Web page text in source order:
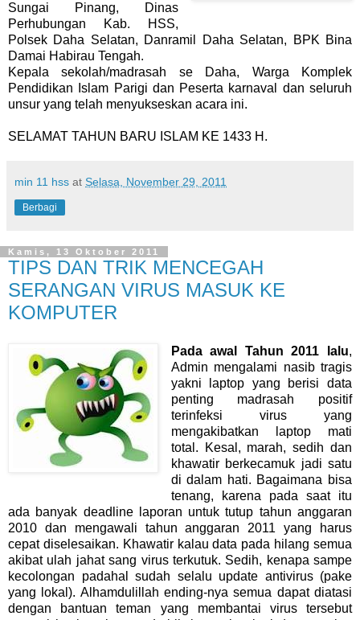
Sungai Pinang, Dinas
Perhubungan Kab. HSS,
Polsek Daha Selatan, Danramil Daha Selatan, BPK Bina
Damai Habirau Tengah.
Kepala sekolah/madrasah se Daha, Warga Komplek
Pendidikan Islam Parigi dan Peserta karnaval dan seluruh
unsur yang telah menyukseskan acara ini.
SELAMAT TAHUN BARU ISLAM KE 1433 H.
min 11 hss at Selasa, November 29, 2011
Berbagi
Kamis, 13 Oktober 2011
TIPS DAN TRIK MENCEGAH
SERANGAN VIRUS MASUK KE
KOMPUTER
Pada awal Tahun 2011 lalu,
Admin mengalami nasib tragis
yakni laptop yang berisi data
penting madrasah positif
terinfeksi virus yang
mengakibatkan laptop mati
total. Kesal, marah, sedih dan
khawatir berkecamuk jadi satu
di dalam hati. Bagaimana bisa
tenang, karena pada saat itu
ada banyak deadline laporan untuk tutup tahun anggaran
2010 dan mengawali tahun anggaran 2011 yang harus
cepat diselesaikan. Khawatir kalau data pada hilang semua
akibat ulah jahat sang virus terkutuk. Sedih, kenapa sampe
kecolongan padahal sudah selalu update antivirus (pake
yang lokal). Alhamdulillah ending-nya semua dapat diatasi
dengan bantuan teman yang membantai virus tersebut